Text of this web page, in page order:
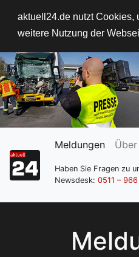
aktuell24.de nutzt Cookies,
weitere Nutzung der
Meldungen
Haben Sie Fragen zu
Newsdesk: 0511 –